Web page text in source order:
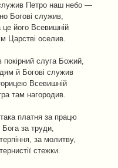
Петро наш небо —
Богові служив,
це його Всевишній
Царстві оселив.
покірний слуга Божий,
й Богові служив
Всевишній
там нагородив.
платня за працю
за труди,
за молитву,
стежки.